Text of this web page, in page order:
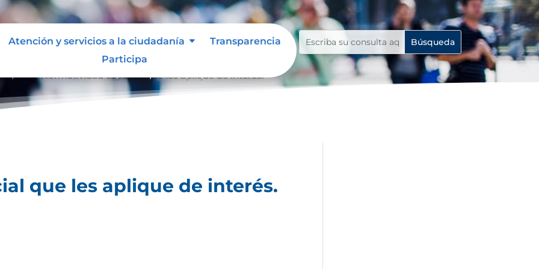
Atención y servicios a la ciudadanía
Transparencia
Participa
que les aplique de interés.